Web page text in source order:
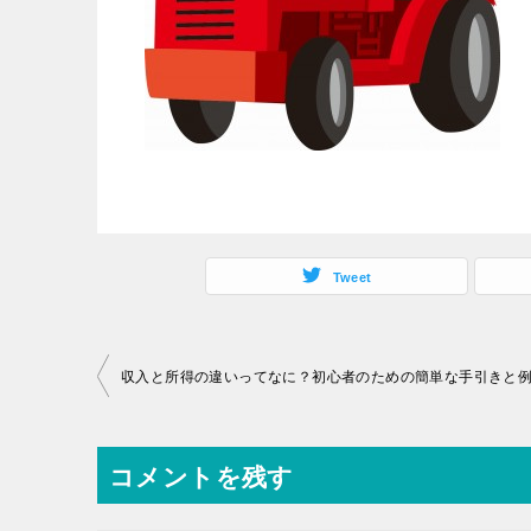
Tweet
投
ナ
ビ
収入と所得の違いってなに？初心者のための簡単な手引きと
コメントを残す